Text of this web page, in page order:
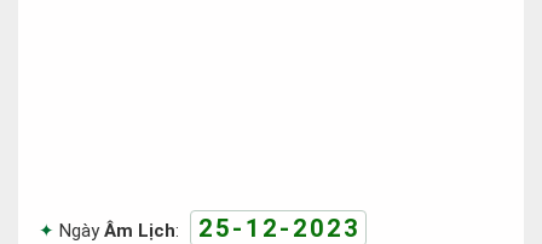
NgàyÂm Lịch: 25-12-2023